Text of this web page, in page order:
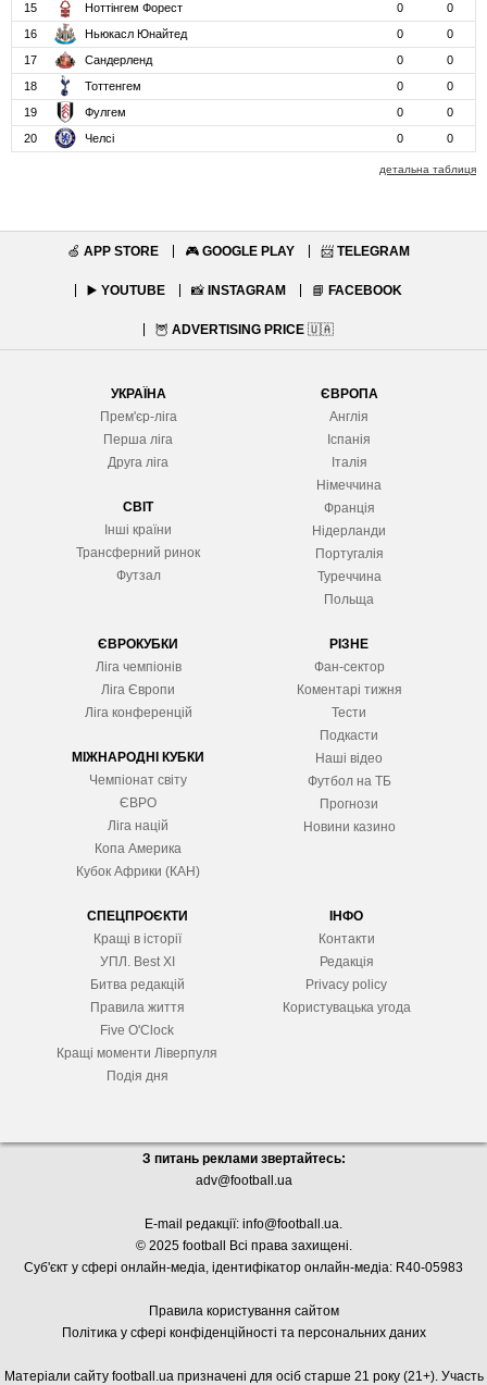
15
Ноттінгем Форест 0
0
16
Ньюкасл Юнайтед 0
0
17
Сандерленд 0
0
18
Тоттенгем 0
0
19
Фулгем 0
0
20
Челсі 0 0
детальна таблиця
🍏 APP STORE 🎮 GOOGLE PLAY 📨 TELEGRAM
▶️ YOUTUBE 📸 INSTAGRAM 📘 FACEBOOK
🦉 ADVERTISING PRICE 🇺🇦
УКРАЇНА
Прем'єр-ліга
Перша ліга
Друга ліга
СВІТ
Інші країни
Трансферний ринок
Футзал
ЄВРОПА
Англія
Іспанія
Італія
Німеччина
Франція
Нідерланди
Португалія
Туреччина
Польща
ЄВРОКУБКИ
Ліга чемпіонів
Ліга Європи
Ліга конференцій
МІЖНАРОДНІ КУБКИ
Чемпіонат світу
ЄВРО
Ліга націй
Копа Америка
Кубок Африки (КАН)
РІЗНЕ
Фан-сектор
Коментарі тижня
Тести
Подкасти
Наші відео
Футбол на ТБ
Прогнози
Новини казино
СПЕЦПРОЄКТИ
Кращі в історії
УПЛ. Best XІ
Битва редакцій
Правила життя
Five O'Clock
Кращі моменти Ліверпуля
Подія дня
ІНФО
Контакти
Редакція
Privacy policy
Користувацька угода
З питань реклами звертайтесь:
adv@football.ua
E-mail редакції: info@football.ua.
© 2025 football Всі права захищені.
Суб'єкт у сфері онлайн-медіа, ідентифікатор онлайн-медіа: R40-05983
Правила користування сайтом
Політика у сфері конфіденційності та персональних даних
Матеріали сайту football.ua призначені для осіб старше 21 року (21+). Участь